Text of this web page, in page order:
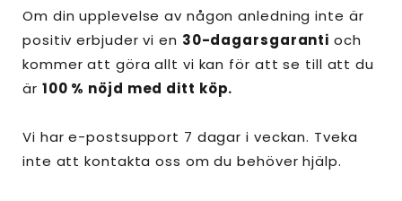
Om din upplevelse av någon anledning inte är
positiv erbjuder vi en 30-dagarsgaranti och
kommer att göra allt vi kan för att se till att du
är 100 % nöjd med ditt köp.
Vi har e-postsupport 7 dagar i veckan. Tveka
inte att kontakta oss om du behöver hjälp.